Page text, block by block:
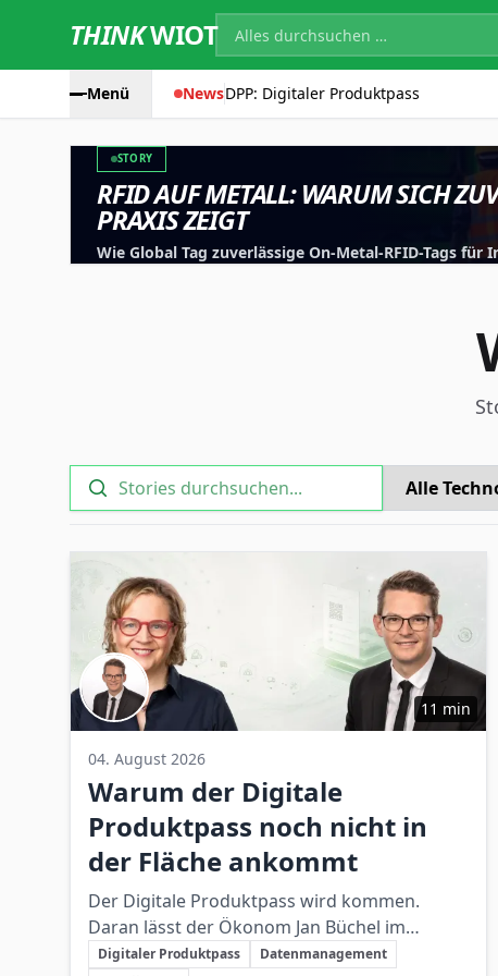
THINKWIOT
Menü NewsDPP: Digitaler Produktpass
STORY
RFID AUF METALL: WARUM SICH
PRAXIS ZEIGT
Wie Global Tag zuverlässige On-Metal-RFID-Tags
Suche
11 min
04. August 2026
Warum der Digitale
Produktpass noch nicht in
der Fläche ankommt
Der Digitale Produktpass wird kommen.
Daran lässt der Ökonom Jan Büchel im
Interview keinen Zweifel. Dennoch besteht
Schlüsselthemen
Digitaler Produktpass
Datenmanagement